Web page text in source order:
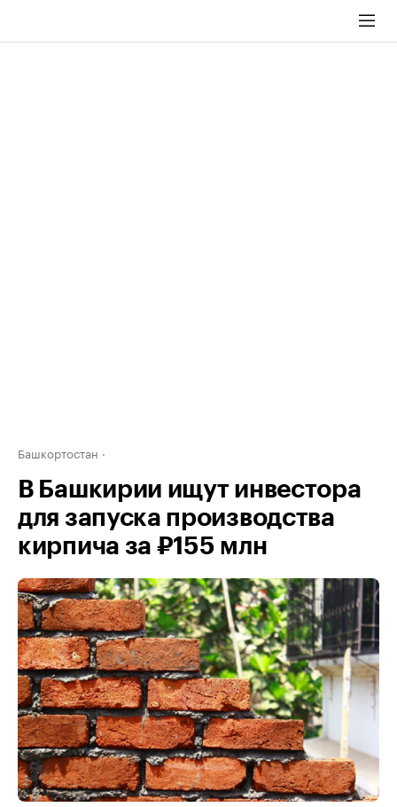
Башкортостан
В Башкирии ищут инвестора
для запуска производства
кирпича за ₽155 млн